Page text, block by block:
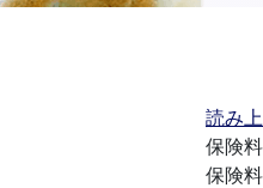
読み
保険
保険